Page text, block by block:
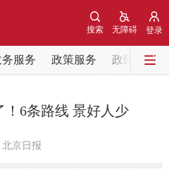
登录
无障碍
搜索
服务 政策服务 政民互动
！6条路线 景好人少
北京日报